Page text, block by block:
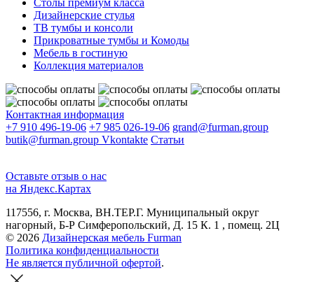
Столы премиум класса
Дизайнерские стулья
ТВ тумбы и консоли
Прикроватные тумбы и Комоды
Мебель в гостиную
Коллекция материалов
Контактная информация
+7 910 496-19-06 +7 985 026-19-06 grand@furman.group
butik@furman.group Vkontakte Статьи
Оставьте отзыв о нас
на Яндекс.Картах
117556, г. Москва, ВН.ТЕР.Г. Муниципальный округ
нагорный, Б-Р Симферопольский, Д. 15 К. 1 , помещ. 2Ц
© 2026 Дизайнерская мебель Furman
Политика конфиденциальности
Не является публичной офертой.